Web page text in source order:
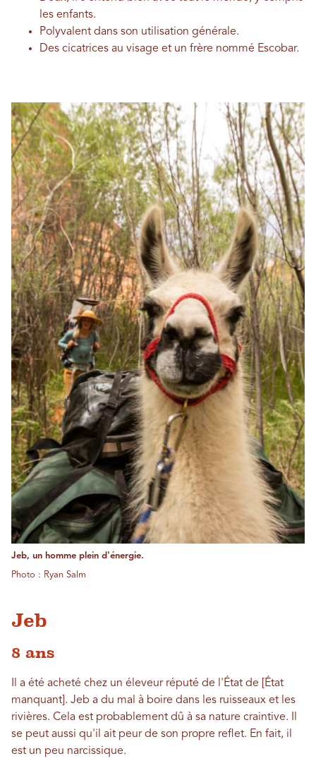
les enfants.
Polyvalent dans son utilisation générale.
Des cicatrices au visage et un frère nommé Escobar.
Jeb, un homme plein d'énergie.
Photo : Ryan Salm
Jeb
8 ans
Il a été acheté chez un éleveur réputé de l'État de [État
manquant]. Jeb a du mal à boire dans les ruisseaux et les
rivières. Cela est probablement dû à sa nature craintive. Il
se peut aussi qu'il ait peur de son propre reflet. En fait, il
est un peu narcissique.